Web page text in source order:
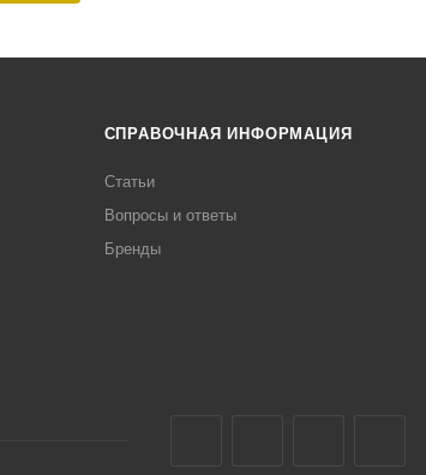
СПРАВОЧНАЯ ИНФОРМАЦИЯ
Статьи
Вопросы и ответы
Бренды